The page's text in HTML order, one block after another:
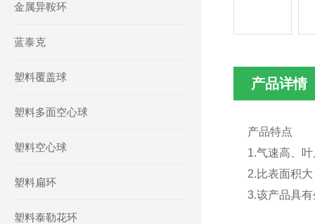
金属异鞍环
蓝泰克
塑料覆盖球
塑料多面空心球
塑料空心球
塑料扁环
塑料泰勒花环
产品详情
产品特点
1.气速高、
2.比表面积
3.该产品具